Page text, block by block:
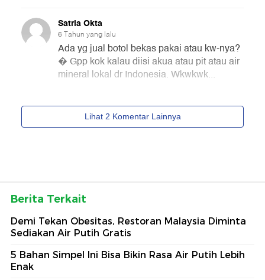
Berita Terkait
Demi Tekan Obesitas, Restoran Malaysia Diminta
Sediakan Air Putih Gratis
5 Bahan Simpel Ini Bisa Bikin Rasa Air Putih Lebih
Enak